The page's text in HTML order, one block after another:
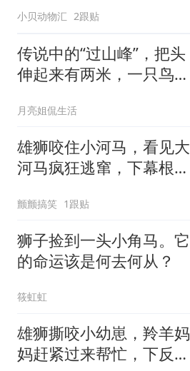
小贝动物汇 2跟贴
传说中的“过山峰”，把头
伸起来有两米，一只鸟也
月亮姐侃生活
雄狮咬住小河马，看见大
河马疯狂逃窜，下幕根本
颤颤搞笑 1跟贴
狮子捡到一头小角马。它
的命运该是何去何从？
筱虹虹
雄狮撕咬小幼崽，羚羊妈
妈赶紧过来帮忙，下反转